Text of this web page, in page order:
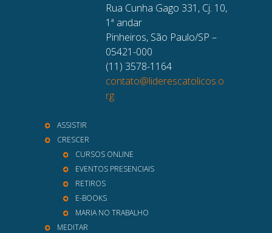
Rua Cunha Gago 331, Cj. 10,
1ª andar
Pinheiros, São Paulo/SP –
05421-000
(11) 3578-1164
contato@liderescatolicos.o
rg
ASSISTIR
CRESCER
CURSOS ONLINE
EVENTOS PRESENCIAIS
RETIROS
E-BOOKS
MARIA NO TRABALHO
MEDITAR